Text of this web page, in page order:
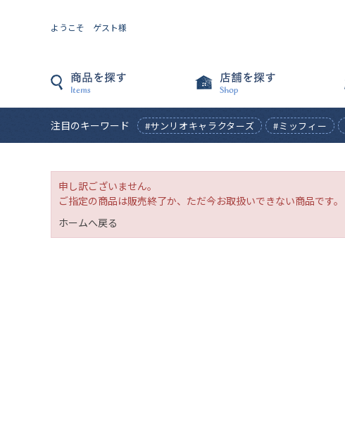
ようこそ ゲスト様
注目のキーワード #サンリオキャラクターズ #ミッフィー
申し訳ございません。
ご指定の商品は販売終了か、ただ今お取扱いできない商品です。
ホームへ戻る